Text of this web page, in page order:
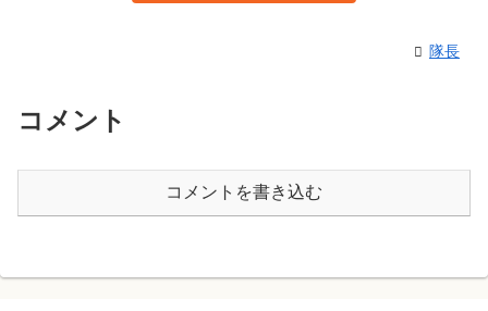
隊長
コメント
コメントを書き込む